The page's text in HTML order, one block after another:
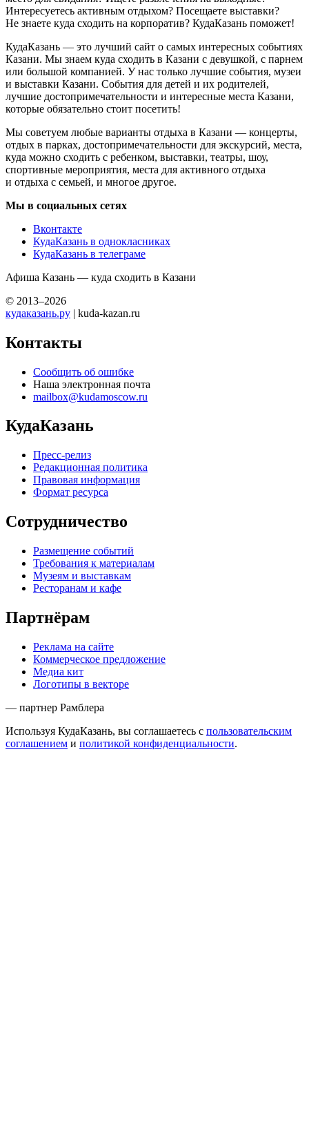
Интересуетесь активным отдыхом? Посещаете выставки?
Не знаете куда сходить на корпоратив? КудаКазань поможет!
КудаКазань — это лучший сайт о самых интересных событиях
Казани. Мы знаем куда сходить в Казани с девушкой, с парнем
или большой компанией. У нас только лучшие события, музеи
и выставки Казани. События для детей и их родителей,
лучшие достопримечательности и интересные места Казани,
которые обязательно стоит посетить!
Мы советуем любые варианты отдыха в Казани — концерты,
отдых в парках, достопримечательности для экскурсий, места,
куда можно сходить с ребенком, выставки, театры, шоу,
спортивные мероприятия, места для активного отдыха
и отдыха с семьей, и многое другое.
Мы в социальных сетях
Вконтакте
КудаКазань в однокласниках
КудаКазань в телеграме
Афиша Казань — куда сходить в Казани
© 2013–2026
кудаказань.ру | kuda-kazan.ru
Контакты
Сообщить об ошибке
Наша электронная почта
mailbox@kudamoscow.ru
КудаКазань
Пресс-релиз
Редакционная политика
Правовая информация
Формат ресурса
Сотрудничество
Размещение событий
Требования к материалам
Музеям и выставкам
Ресторанам и кафе
Партнёрам
Реклама на сайте
Коммерческое предложение
Медиа кит
Логотипы в векторе
— партнер Рамблера
Используя КудаКазань, вы соглашаетесь с пользовательским
соглашением и политикой конфиденциальности.